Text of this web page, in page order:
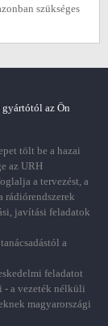
szükséges
az Ön
tölt be a hazai
az URH
a tervezést, a
rádiórendszerek
javítási feladatok
a
feladatot
a vezeték nélküli
magyarországi